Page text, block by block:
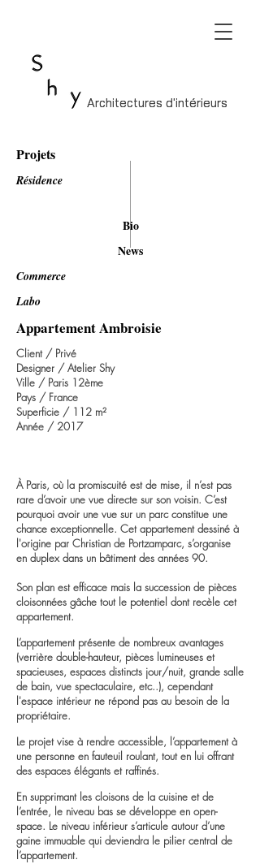
Architectures d'intérieurs
Architectures d'intérieurs
Projets
Résidence
Bio
News
Commerce
Labo
Appartement Ambroisie
Client / Privé
Designer / Atelier Shy
Ville / Paris 12ème
Pays / France
Superficie / 112 m²
Année / 2017
À Paris, où la promiscuité est de mise, il n’est pas
rare d’avoir une vue directe sur son voisin. C’est
pourquoi avoir une vue sur un parc constitue une
chance exceptionnelle. Cet appartement dessiné à
l'origine par Christian de Portzamparc, s’organise
en duplex dans un bâtiment des années 90.
Son plan est efficace mais la succession de pièces
cloisonnées gâche tout le potentiel dont recèle cet
appartement.
L’appartement présente de nombreux avantages
(verrière double-hauteur, pièces lumineuses et
spacieuses, espaces distincts jour/nuit, grande salle
de bain, vue spectaculaire, etc..), cependant
l'espace intérieur ne répond pas au besoin de la
propriétaire.
Le projet vise à rendre accessible, l’appartement à
une personne en fauteuil roulant, tout en lui offrant
des espaces élégants et raffinés.
En supprimant les cloisons de la cuisine et de
l’entrée, le niveau bas se développe en open-
space. Le niveau inférieur s’articule autour d’une
gaine immuable qui deviendra le pilier central de
l’appartement.